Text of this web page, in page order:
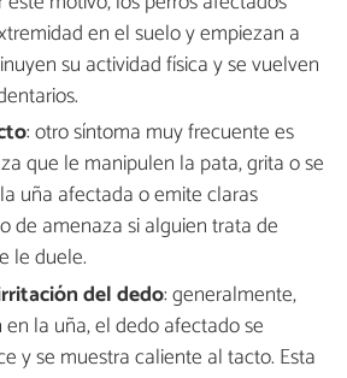
en el suelo y empiezan a
su actividad física y se vuelven
: otro síntoma muy frecuente es
que le manipulen la pata, grita o se
uña afectada o emite claras
de amenaza si alguien trata de
le duele.
del dedo: generalmente,
la uña, el dedo afectado se
y se muestra caliente al tacto. Esta